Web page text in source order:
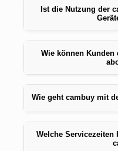
Ist die Nutzung der
Wie können Kunden
Wie geht cambuy mit
Welche Servicezeiten